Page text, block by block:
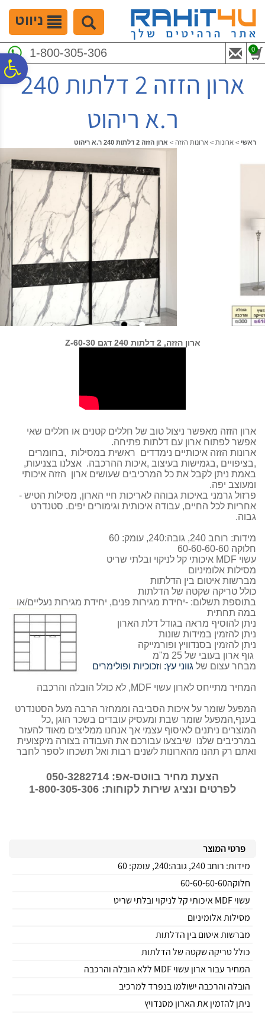
נגישות
המרכזי
ניווט
1-800-305-306 0
ארון הזזה 2 דלתות 240
ר.א ריהוט
ראשי > ארונות > ארונות הזזה > ארון הזזה 2 דלתות 240 ר.א ריהוט
ארון הזזה, 2 דלתות 240 דגם Z-60-30
ארון הזזה מאפשר ניצול טוב של חללים קטנים או חללים שאי
אפשר לפתוח ארון עם דלתות פתיחה.
ארונות הזזה איכותיים נימדדים ראשית במסילות ,בחומרים
,בציפויים ,בגמישות בעיצוב ,איכות ההרכבה. אצלנו בצניעות,
באמת ניתן לקבל את כל המרכיבים שעושים ארון הזזה איכותי
ומעוצב יפה.
פרזול גרמני באיכות גבוהה לאריכות חיי הארון, מסילות הטיש -
אחריות לכל החיים, עבודה איכותית וגימורים יפים. סטנדרט
גבוה.
מידות: רוחב 240, גובה:240, עומק: 60
חלוקה 60-60-60-60
עשוי MDF איכותי קל לניקוי ובלתי שריט
מסילות אלומיניום
מברשות איטום בין הדלתות
כולל טריקה שקטה של הדלתות
בתוספת תשלום: -יחידת מגירות פנים, יחידת מגירות נעליים/או
במה תחתית
ניתן להוסיף מראה בגודל דלת הארון
ניתן להזמין במידות שונות
ניתן להזמין בסנדוויץ ופורמייקה
גוף ארון בעובי של 25 מ"מ
מבחר עצום של גווני עץ: וזכוכיות ופולימרים
המחיר מתייחס לארון עשוי MDF, לא כולל הובלה והרכבה
המפעל שומר על איכות הסביבה וממחזר הרבה מעל הסטנדרט
בענף,המפעל שומר שבת ומעסיק עובדים בשכר הוגן ,כל
המוצרים ניתנים לאיסוף עצמי אך אנחנו ממליצים מאוד להעזר
במרכיבים שלנו שיבצעו עבורכם את העבודה בצורה מיקצועית
ואתם רק תהנו מהארונות לשנים רבות ואל תשכחו לספר לחבר
הצעת מחיר בווטס-אפ: 050-3282714
לפרטים ונציג שירות לקוחות: 1-800-305-306
פרטי המוצר
מידות: רוחב 240, גובה:240, עומק: 60
חלוקה60-60-60-60
עשוי MDF איכותי קל לניקוי ובלתי שריט
מסילות אלומיניום
מברשות איטום בין הדלתות
כולל טריקה שקטה של הדלתות
המחיר עבור ארון עשוי MDF ללא הובלה והרכבה
הובלה והרכבה ישולמו בנפרד למרכיב
ניתן להזמין את הארון מסנדויץ